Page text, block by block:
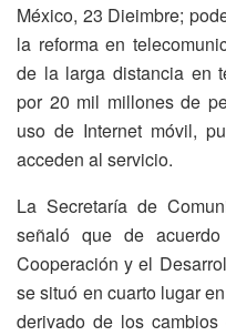
México, 23 Dieimbre;
la reforma en
de la larga distancia en
por 20 mil millones de
uso de Internet móvil,
acceden al servicio.
La Secretaría de
señaló que de
Cooperación y el
se situó en cuarto lugar
derivado de los